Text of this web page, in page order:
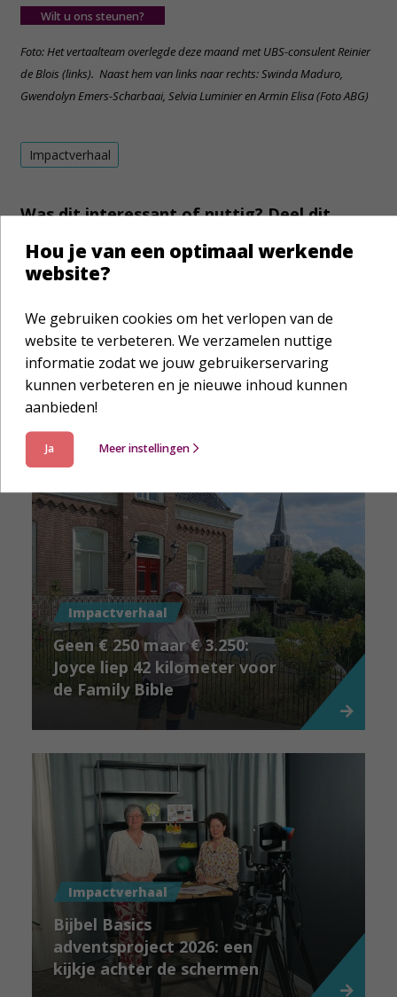
Wilt u ons steunen?
Foto: Het vertaalteam overlegde deze maand met UBS-consulent Reinier
de Blois (links). Naast hem van links naar rechts: Swinda Maduro,
Gwendolyn Emers-Scharbaai, Selvia Luminier en Armin Elisa (Foto ABG)
Impactverhaal
Was dit interessant of nuttig? Deel dit
Laat je verder inspireren
Impactverhaal
Geen € 250 maar € 3.250:
Joyce liep 42 kilometer voor
de Family Bible
Impactverhaal
Bijbel Basics
adventsproject 2026: een
kijkje achter de schermen
Hou je van een optimaal werkende
website?
We gebruiken cookies om het verlopen van de
website te verbeteren. We verzamelen nuttige
informatie zodat we jouw gebruikerservaring
kunnen verbeteren en je nieuwe inhoud kunnen
aanbieden!
Ja Meer instellingen